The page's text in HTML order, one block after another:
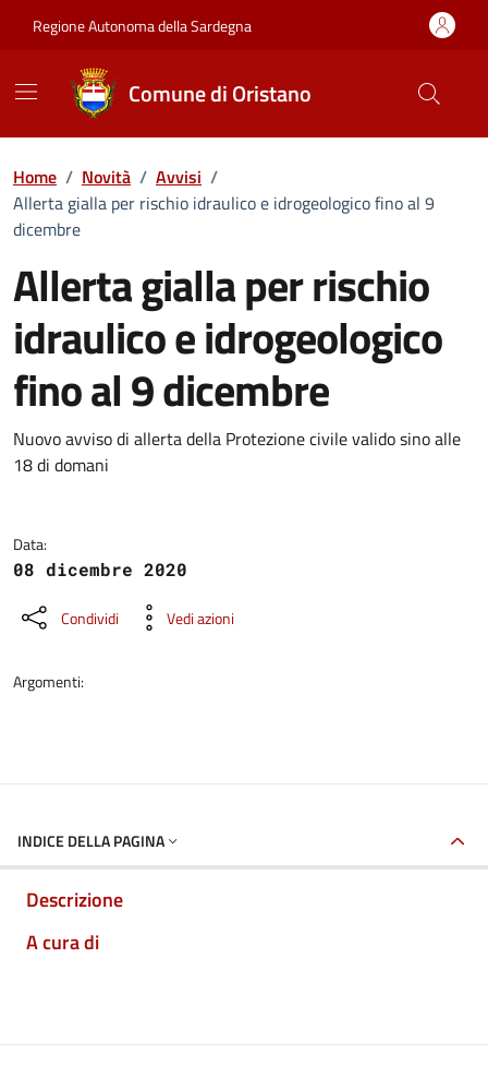
Regione Autonoma della Sardegna
Comune di Oristano
Home / Novità / Avvisi /
Allerta gialla per rischio idraulico e idrogeologico fino al 9
dicembre
Allerta gialla per rischio
idraulico e idrogeologico
fino al 9 dicembre
Dettagli della notizia
Nuovo avviso di allerta della Protezione civile valido sino alle
18 di domani
Data:
08 dicembre 2020
Condividi Vedi azioni
Argomenti:
INDICE DELLA PAGINA
Descrizione
A cura di